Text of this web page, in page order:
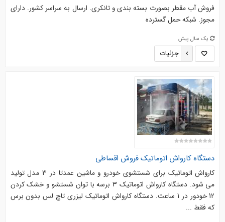
فروش آب مقطر بصورت بسته بندی و تانکری. ارسال به سراسر کشور. دارای
مجوز. شبکه حمل گسترده
یک سال پیش
جزئیات
دستگاه کارواش اتوماتیک فروش اقساطی
کارواش اتوماتیک برای شستشوی خودرو و ماشین عمدتا در 3 مدل تولید
می شود. دستگاه کارواش اتوماتیک 3 برسه با توان شستشو و خشک کردن
12 خودور در 1 ساعت. دستگاه کارواش اتوماتیک لیزری تاچ لس بدون برس
که فقط ...